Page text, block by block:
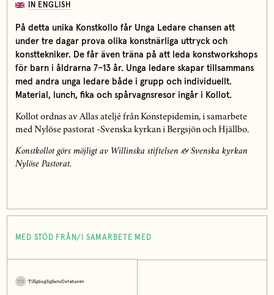
IN ENGLISH
På detta unika Konstkollo får Unga Ledare chansen att
under tre dagar prova olika konstnärliga uttryck och
konsttekniker. De får även träna på att leda konstworkshops
för barn i åldrarna 7–13 år. Unga ledare skapar tillsammans
med andra unga ledare både i grupp och individuellt.
Material, lunch, fika och spårvagnsresor ingår i Kollot.
Kollot ordnas av Allas ateljé från Konstepidemin, i samarbete
med Nylöse pastorat -Svenska kyrkan i Bergsjön och Hjällbo.
Konstkollot görs möjligt av Willinska stiftelsen & Svenska kyrkan
Nylöse Pastorat.
MED STÖD FRÅN/I SAMARBETE MED